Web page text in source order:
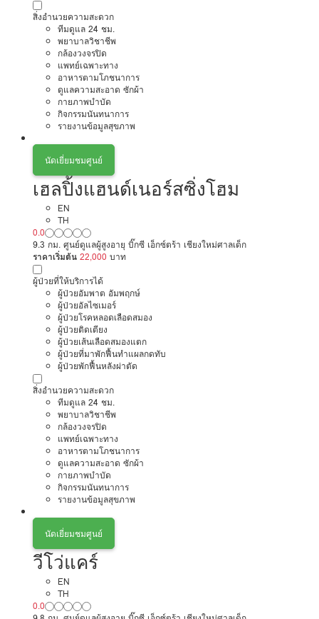
สิ่งอำนวยความสะดวก
ทีมดูแล 24 ชม.
พยาบาลวิชาชีพ
กล้องวงจรปิด
แพทย์เฉพาะทาง
อาหารตามโภชนาการ
ดูแลความสะอาด ซักผ้า
กายภาพบำบัด
กิจกรรมนันทนาการ
รายงานข้อมูลสุขภาพ
นัดเยี่ยมชมศูนย์
เฮลปิ้งแฮนด์เนอร์สซิ่งโฮม
EN
TH
0.0
9.3 กม. ศูนย์ดูแลผู้สูงอายุ บิ๊กซี เอ็กซ์ตร้า เชียงใหม่ศาลเด็ก
ราคาเริ่มต้น 22,000 บาท
ผู้ป่วยที่ให้บริการได้
ผู้ป่วยอัมพาต อัมพฤกษ์
ผู้ป่วยอัลไซเมอร์
ผู้ป่วยโรคหลอดเลือดสมอง
ผู้ป่วยติดเตียง
ผู้ป่วยเส้นเลือดสมองแตก
ผู้ป่วยที่มาพักฟื้นทำแผลกดทับ
ผู้ป่วยพักฟื้นหลังผ่าตัด
สิ่งอำนวยความสะดวก
ทีมดูแล 24 ชม.
พยาบาลวิชาชีพ
กล้องวงจรปิด
แพทย์เฉพาะทาง
อาหารตามโภชนาการ
ดูแลความสะอาด ซักผ้า
กายภาพบำบัด
กิจกรรมนันทนาการ
รายงานข้อมูลสุขภาพ
นัดเยี่ยมชมศูนย์
วีโว่แคร์
EN
TH
0.0